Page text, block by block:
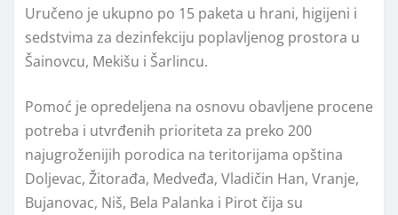
Uručeno je ukupno po 15 paketa u hrani, higijeni i
sedstvima za dezinfekciju poplavljenog prostora u
Šainovcu, Mekišu i Šarlincu.
Pomoć je opredeljena na osnovu obavljene procene
potreba i utvrđenih prioriteta za preko 200
najugroženijih porodica na teritorijama opština
Doljevac, Žitorađa, Medveđa, Vladičin Han, Vranje,
Bujanovac, Niš, Bela Palanka i Pirot čija su